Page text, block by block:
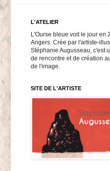
L'ATELIER
L'Ourse bleue voit le jour en
Angers. Crée par l'artiste-
Stéphanie Augusseau, c'est
de rencontre et de création
de l'image.
SITE DE L'ARTISTE